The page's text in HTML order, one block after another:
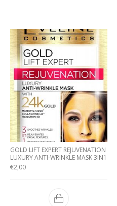
GOLD LIFT EXPERT REJUVENATION
LUXURY ANTI-WRINKLE MASK 3IN1
€2,00